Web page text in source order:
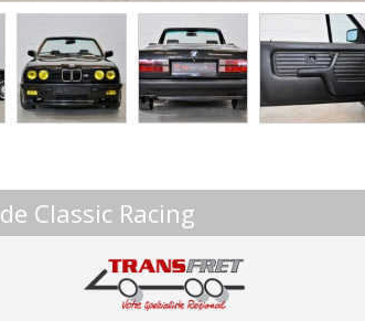
de Classic Racing